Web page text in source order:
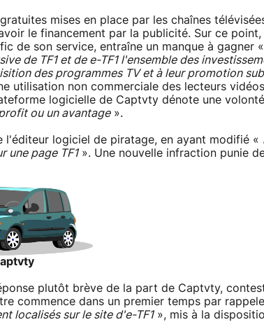
mises en place par les chaînes
le financement par la publicité. Sur ce
de son service, entraîne un manque à gagner «
de TF1 et de e-TF1 l'ensemble des
des programmes TV et à leur promotion
utilisation non commerciale des lecteurs
logicielle de Captvty dénote une
ou un avantage».
l'éditeur logiciel de piratage, en ayant modifié «
une page TF1». Une nouvelle infraction punie
plutôt brève de la part de Captvty,
commence dans un premier temps par
localisés sur le site d'e-TF1», mis à la